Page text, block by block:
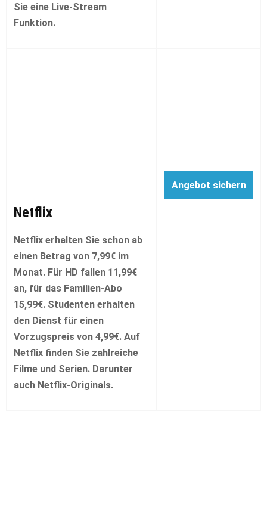
Sie eine Live-Stream
Funktion.
Netflix
Netflix erhalten Sie schon ab
einen Betrag von 7,99€ im
Monat. Für HD fallen 11,99€
an, für das Familien-Abo
15,99€. Studenten erhalten
den Dienst für einen
Vorzugspreis von 4,99€. Auf
Netflix finden Sie zahlreiche
Filme und Serien. Darunter
auch Netflix-Originals.
Angebot sichern